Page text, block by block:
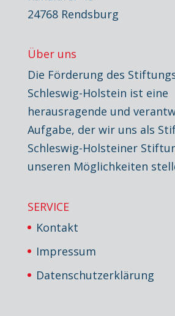
24768 Rendsburg
Über uns
Die Förderung des
Schleswig-Holstein ist eine
herausragende und
Aufgabe, der wir uns als
Schleswig-Holsteiner
unseren Möglichkeiten
SERVICE
Kontakt
Impressum
Datenschutzerklärung